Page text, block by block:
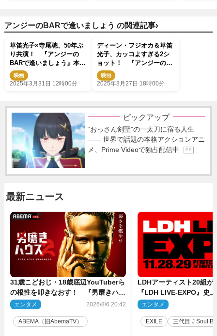
アンジーのBARで逢いましょう の関連記事›
草笛光子×寺尾聰、50年ぶ
り共演！ 『アンジーの
BARで逢いましょう』本編
映像解禁
映画
2025年3月31日 12時00分
ディーン・フジオカ＆草笛
光子、カッコよすぎる2シ
ョット！ 『アンジーの
BARで逢いましょう』メイ
キング写真公開
映画
2025年3月27日 18時00分
ピックアップ
“おっさん剣聖”の一太刀に宿る人生
―― 世界で話題の本格アクションアニ
メ、Prime Videoで独占配信中
P R
最新ニュース
31歳こどおじ・18歳底辺YouTuberら
の根性を叩きなおす！ 『男磨きハウ
ス』第2弾コーチ陣発表
エンタメ 2026/8/6 20:42
ABEMA（旧AbemaTV）
LDHアーティスト20組
『LDH LIVE‐EXPO』史
技場で開催決定
エンタメ
EXILE 三代目 J Soul